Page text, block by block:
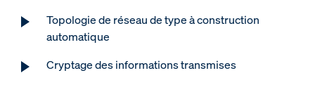
Topologie de réseau de type à construction
automatique
Cryptage des informations transmises